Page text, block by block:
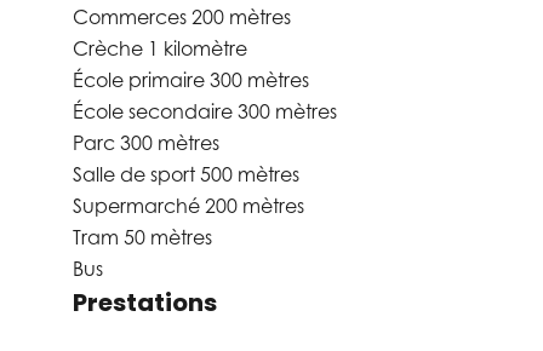
Commerces 200 mètres
Crèche 1 kilomètre
École primaire 300 mètres
École secondaire 300 mètres
Parc 300 mètres
Salle de sport 500 mètres
Supermarché 200 mètres
Tram 50 mètres
Bus
Prestations